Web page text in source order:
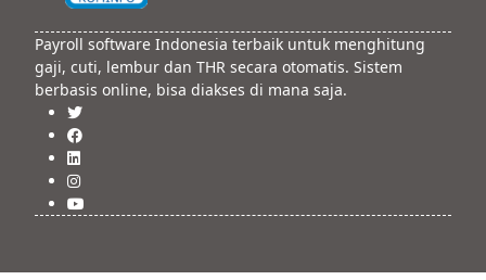
Payroll software Indonesia terbaik untuk menghitung
gaji, cuti, lembur dan THR secara otomatis. Sistem
berbasis online, bisa diakses di mana saja.